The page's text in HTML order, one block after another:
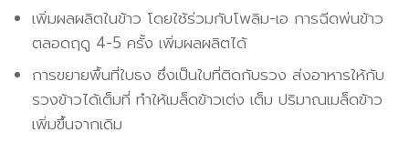
เพิ่มผลผลิตในข้าว โดยใช้ร่วมกับโพลิม-เอ การฉีดพ่นข้าว
ตลอดฤดู 4-5 ครั้ง เพิ่มผลผลิตได้
การขยายพื้นที่ใบธง ซึ่งเป็นใบที่ติดกับรวง ส่งอาหารให้กับ
รวงข้าวได้เต็มที่ ทำให้เมล็ดข้าวเต่ง เต็ม ปริมาณเมล็ดข้าว
เพิ่มขึ้นจากเดิม